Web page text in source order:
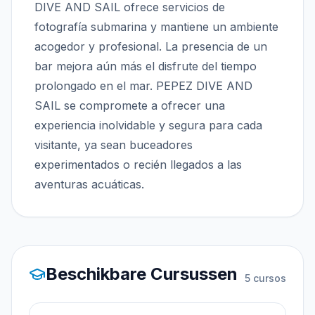
DIVE AND SAIL ofrece servicios de
fotografía submarina y mantiene un ambiente
acogedor y profesional. La presencia de un
bar mejora aún más el disfrute del tiempo
prolongado en el mar. PEPEZ DIVE AND
SAIL se compromete a ofrecer una
experiencia inolvidable y segura para cada
visitante, ya sean buceadores
experimentados o recién llegados a las
aventuras acuáticas.
Beschikbare Cursussen 5 cursos